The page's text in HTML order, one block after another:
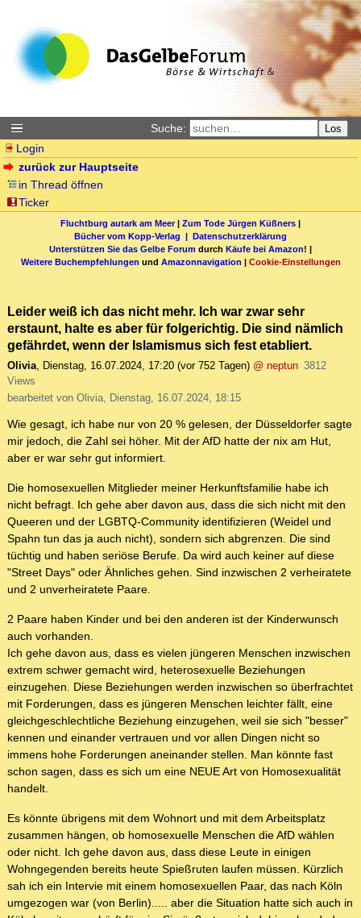
Suche: Los
Login
zurück zur Hauptseite
in Thread öffnen
Ticker
Fluchtburg autark am Meer| Zum Tode Jürgen Küßners |
Bücher vom Kopp-Verlag | Datenschutzerklärung
Unterstützen Sie das Gelbe Forum durch Käufe bei Amazon! |
Weitere Buchempfehlungen und Amazonnavigation | Cookie-Einstellungen
Leider weiß ich das nicht mehr. Ich war zwar sehr
erstaunt, halte es aber für folgerichtig. Die sind nämlich
gefährdet, wenn der Islamismus sich fest etabliert.
Olivia, Dienstag, 16.07.2024, 17:20 (vor 752 Tagen) @ neptun 3812
Views
bearbeitet von Olivia, Dienstag, 16.07.2024, 18:15
Wie gesagt, ich habe nur von 20 % gelesen, der Düsseldorfer sagte
mir jedoch, die Zahl sei höher. Mit der AfD hatte der nix am Hut,
aber er war sehr gut informiert.
Die homosexuellen Mitglieder meiner Herkunftsfamilie habe ich
nicht befragt. Ich gehe aber davon aus, dass die sich nicht mit den
Queeren und der LGBTQ-Community identifizieren (Weidel und
Spahn tun das ja auch nicht), sondern sich abgrenzen. Die sind
tüchtig und haben seriöse Berufe. Da wird auch keiner auf diese
"Street Days" oder Ähnliches gehen. Sind inzwischen 2 verheiratete
und 2 unverheiratete Paare.
2 Paare haben Kinder und bei den anderen ist der Kinderwunsch
auch vorhanden.
Ich gehe davon aus, dass es vielen jüngeren Menschen inzwischen
extrem schwer gemacht wird, heterosexuelle Beziehungen
einzugehen. Diese Beziehungen werden inzwischen so überfrachtet
mit Forderungen, dass es jüngeren Menschen leichter fällt, eine
gleichgeschlechtliche Beziehung einzugehen, weil sie sich "besser"
kennen und einander vertrauen und vor allen Dingen nicht so
immens hohe Forderungen aneinander stellen. Man könnte fast
schon sagen, dass es sich um eine NEUE Art von Homosexualität
handelt.
Es könnte übrigens mit dem Wohnort und mit dem Arbeitsplatz
zusammen hängen, ob homosexuelle Menschen die AfD wählen
oder nicht. Ich gehe davon aus, dass diese Leute in einigen
Wohngegenden bereits heute Spießruten laufen müssen. Kürzlich
sah ich ein Intervie mit einem homosexuellen Paar, das nach Köln
umgezogen war (von Berlin)..... aber die Situation hatte sich auch in